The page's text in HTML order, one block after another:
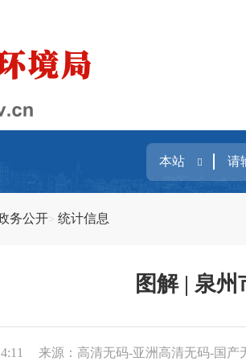
务公开 统计信息
图解 | 泉州
来源：高清无码-亚洲高清无码-国产